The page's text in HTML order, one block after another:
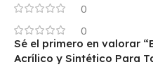
0
0
Sé el primero en valorar
Acrílico y Sintético Para